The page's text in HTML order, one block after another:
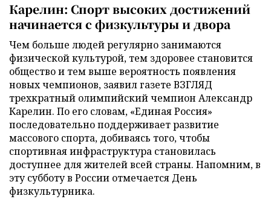
Карелин: Спорт высоких достижений
начинается с физкультуры и двора
Чем больше людей регулярно занимаются
физической культурой, тем здоровее становится
общество и тем выше вероятность появления
новых чемпионов, заявил газете ВЗГЛЯД
трехкратный олимпийский чемпион Александр
Карелин. По его словам, «Единая Россия»
последовательно поддерживает развитие
массового спорта, добиваясь того, чтобы
спортивная инфраструктура становилась
доступнее для жителей всей страны. Напомним, в
эту субботу в России отмечается День
физкультурника.